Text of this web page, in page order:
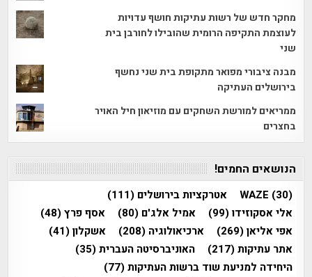
מחקר חדש של רשות עתיקות חושף עדויות
לעוצמת התקיפה הרומית שהובילו לחורבן בית
שני
מבנה ציבורי מפואר מתקופת בית שני נחשף
בירושלים העתיקה
ממריאים למורשת השחקים עם מוזיאון חיל האויר
בחצרים
הנושאים החמים!
WAZE (30) אטרקציות בירושלים (111)
אלי אסקוזידו(99) אמיל אלג'ם (80) אסף פרץ(48)
אפי אליאן(269) ארכיאולוגיה (208) אשקלון(41)
אתר עתיקות(217) האוניברסיטה העברית(35)
היחידה למניעת שוד ברשות העתיקות(77)